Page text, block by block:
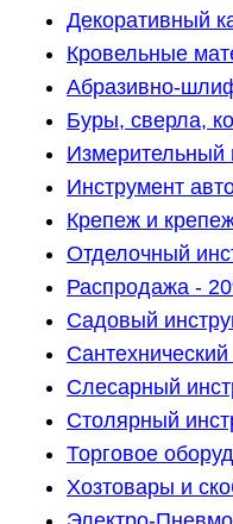
Декоративный
Кровельные
Абразивно-
Буры, сверла,
Измерительный
Инструмент
Крепеж и
Отделочный
Распродажа -
Садовый
Слесарный
Столярный
Торговое
Хозтовары и